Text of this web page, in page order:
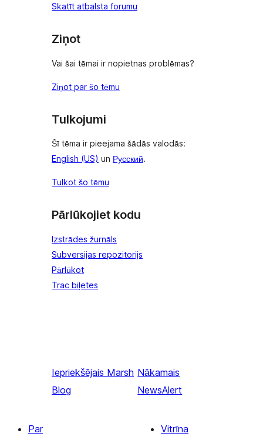
Skatīt atbalsta forumu
Ziņot
Vai šai tēmai ir nopietnas problēmas?
Ziņot par šo tēmu
Tulkojumi
Šī tēma ir pieejama šādās valodās:
English (US) un Русский.
Tulkot šo tēmu
Pārlūkojiet kodu
Izstrādes žurnāls
Subversijas repozitorijs
Pārlūkot
Trac biļetes
Iepriekšējais Marsh
Blog
Nākamais
NewsAlert
Par
Vitrīna